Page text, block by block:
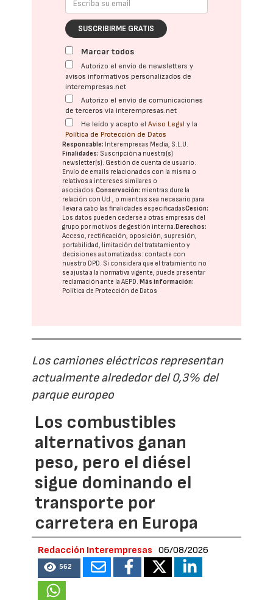
SUSCRIBIRME GRATIS
Marcar todos
Autorizo el envío de newsletters y
avisos informativos personalizados de
interempresas.net
Autorizo el envío de comunicaciones
de terceros vía interempresas.net
He leído y acepto elAviso Legal y la
Política de Protección de Datos
Responsable: Interempresas Media, S.L.U.
Finalidades: Suscripción a nuestra(s)
newsletter(s). Gestión de cuenta de usuario.
Envío de emails relacionados con la misma o
relativos a intereses similares o
asociados.Conservación: mientras dure la
relación con Ud., o mientras sea necesario para
llevar a cabo las finalidades especificadasCesión:
Los datos pueden cederse a otras empresas del
grupo por motivos de gestión interna. Derechos:
Acceso, rectificación, oposición, supresión,
portabilidad, limitación del tratatamiento y
decisiones automatizadas: contacte con
nuestro DPD. Si considera que el tratamiento no
se ajusta a la normativa vigente, puede presentar
reclamación ante laAEPD. Más información:
Política de Protección de Datos
Los camiones eléctricos representan
actualmente alrededor del 0,3% del
parque europeo
Los combustibles
alternativos ganan
peso, pero el diésel
sigue dominando el
transporte por
carretera en Europa
Redacción Interempresas 06/08/2026
562